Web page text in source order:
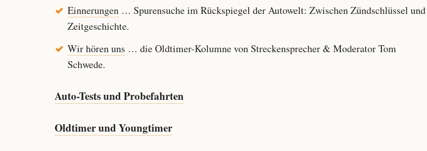
Einnerungen… Spurensuche im Rückspiegel der Autowelt: Zwischen Zündschlüssel und
Zeitgeschichte.
Wir hören uns … die Oldtimer-Kolumne von Streckensprecher & Moderator Tom
Schwede.
Auto-Tests und Probefahrten
Oldtimer und Youngtimer